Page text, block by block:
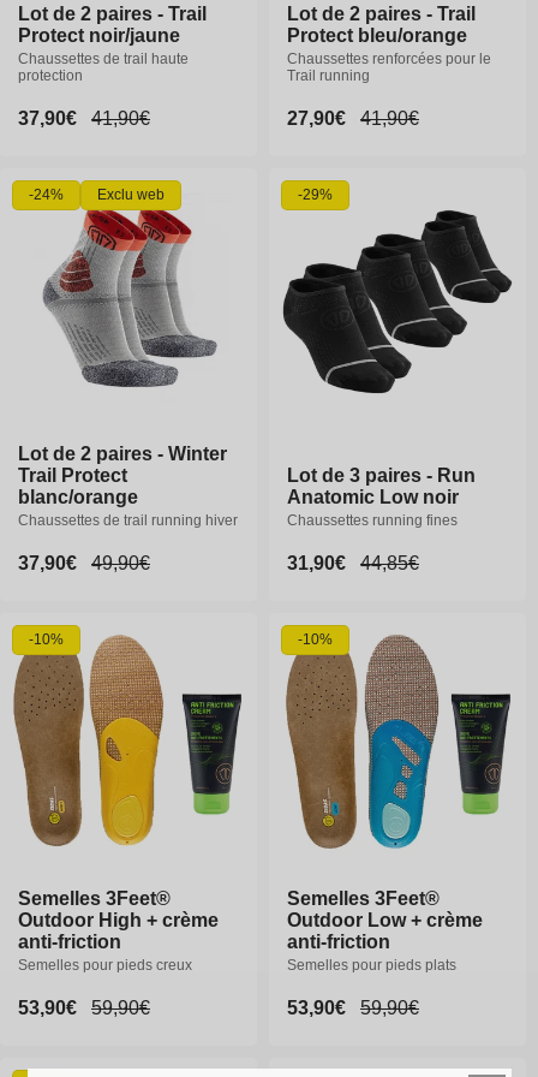
Lot de 2 paires - Trail
Protect noir/jaune
Chaussettes de trail haute
protection
Prix
37,90€
Prix
41,90€
Lot de 2 paires - Trail
Protect noir/jaune
Chaussettes de trail haute
protection
Prix
37,90€
Prix
41,90€
37-38 39-40
40-41
42-43
44-46
Lot de 2 paires - Trail
Protect bleu/orange
Chaussettes renforcées pour le
Trail running
Prix
27,90€
Prix
41,90€
Lot de 2 paires - Trail
Protect bleu/orange
Chaussettes renforcées pour le
Trail running
Prix
27,90€
Prix
41,90€
40-41
-24% Exclu web
Lot de 2 paires - Winter
Trail Protect
blanc/orange
Chaussettes de trail running hiver
Prix
37,90€
Prix
49,90€
Lot de 2 paires - Winter
Trail Protect
blanc/orange
Chaussettes de trail running hiver
Prix
37,90€
Prix
49,90€
42-43
44-46
-29%
Lot de 3 paires - Run
Anatomic Low noir
Chaussettes running fines
Prix
31,90€
Prix
44,85€
-10%
Semelles 3Feet®
Outdoor High + crème
anti-friction
Semelles pour pieds creux
Prix
53,90€
Prix
59,90€
-10%
Semelles 3Feet®
Outdoor Low + crème
anti-friction
Semelles pour pieds plats
Prix
53,90€
Prix
59,90€
Semelles 3Feet®
Outdoor Low + crème
anti-friction
Semelles pour pieds plats
Prix
53,90€
Prix
59,90€